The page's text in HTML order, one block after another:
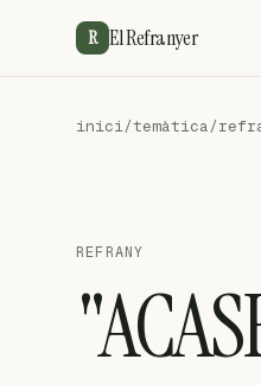
R El Refranyer
inici/temàtica/
REFRANY